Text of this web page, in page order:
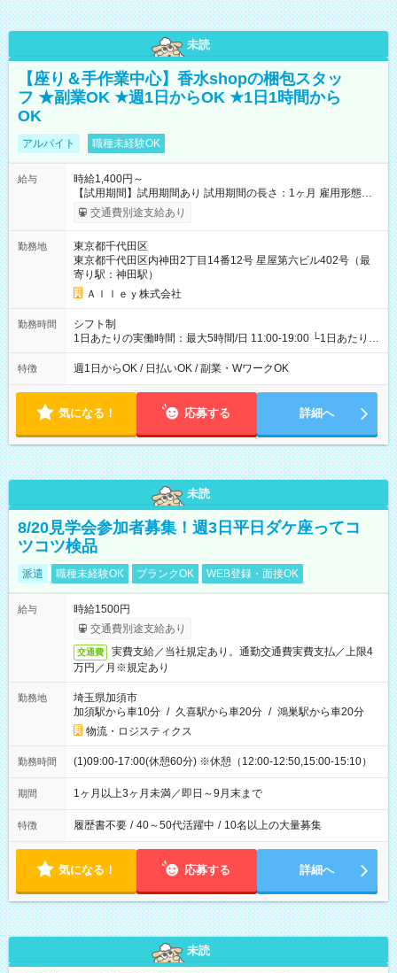
未読
【座り＆手作業中心】香水shopの梱包スタッ
フ ★副業OK ★週1日からOK ★1日1時間から
OK
アルバイト 職種未経験OK
給与
時給1,400円～
【試用期間】試用期間あり 試用期間の長さ：1ヶ月 雇用形態、
給与は本採用時と同じです。
交通費別途支給あり
勤務地
東京都千代田区
東京都千代田区内神田2丁目14番12号 星屋第六ビル402号（最
寄り駅：神田駅）
Ａｌｌｅｙ株式会社
勤務時間
シフト制
1日あたりの実働時間：最大5時間/日 11:00-19:00 └1日あたりの
実働時間：1-5時間 └上記の時間帯内であれば、いつでも勤務可
能！ └平日・土曜日の中で、お好きな曜日でご勤務いただけま
18:00 などのように、自由な働き方が可能なお仕事です！
特徴 週1日からOK / 日払いOK / 副業・WワークOK
気になる！ 応募する 詳細へ
未読
8/20見学会参加者募集！週3日平日ダケ座ってコ
ツコツ検品
派遣 職種未経験OK ブランクOK WEB登録・面接OK
給与
時給1500円
交通費別途支給あり
交通費
実費支給／当社規定あり。通勤交通費実費支払／上限4
万円／月※規定あり
勤務地
埼玉県加須市
加須駅から車10分 / 久喜駅から車20分 / 鴻巣駅から車20分
物流・ロジスティクス
勤務時間 (1)09:00-17:00(休憩60分) ※休憩（12:00-12:50,15:00-15:10）
期間 1ヶ月以上3ヶ月未満／即日～9月末まで
特徴 履歴書不要 / 40～50代活躍中 / 10名以上の大量募集
気になる！ 応募する 詳細へ
未読